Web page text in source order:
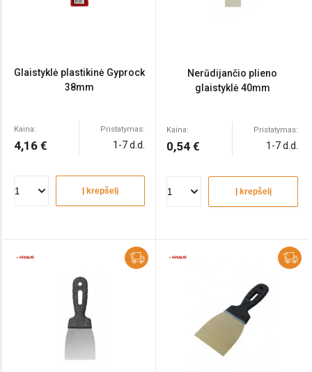
Glaistyklė plastikinė Gyprock
38mm
Kaina:
4,16 €
Pristatymas:
1-7 d.d.
Į krepšelį
Nerūdijančio plieno
glaistyklė 40mm
Kaina:
0,54 €
Pristatymas:
1-7 d.d.
Į krepšelį